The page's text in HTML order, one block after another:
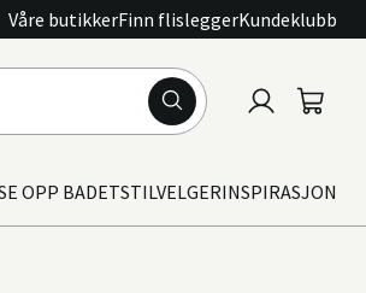
Våre butikkerFinn flisleggerKundeklubb
OPP BADETSTILVELGERINSPIRASJON